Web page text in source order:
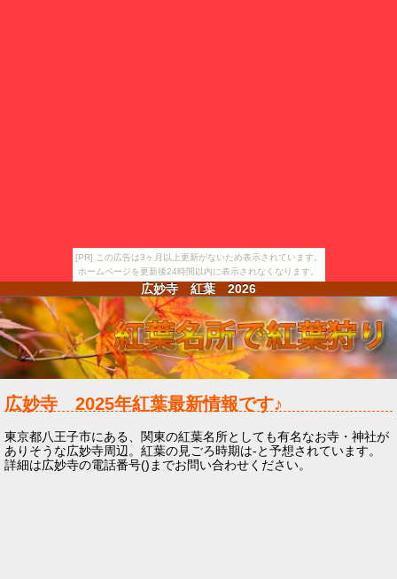
[PR] この広告は3ヶ月以上更新がないため表示されています。
ホームページを更新後24時間以内に表示されなくなります。
広妙寺 紅葉 2026
広妙寺 2025年紅葉最新情報です♪
東京都八王子市にある、関東の紅葉名所としても有名なお寺・神社が
ありそうな広妙寺周辺。紅葉の見ごろ時期は-と予想されています。
詳細は広妙寺の電話番号()までお問い合わせください。